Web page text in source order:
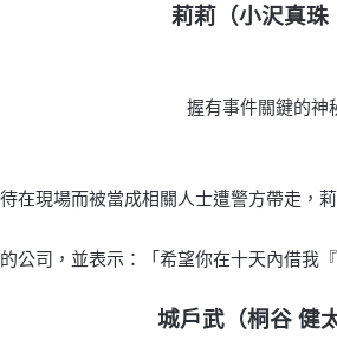
莉莉（小沢真珠
握有事件關鍵的神
在現場而被當成相關人士遭警方帶走，
公司，並表示：「希望你在十天內借我
城戶武（桐谷 健